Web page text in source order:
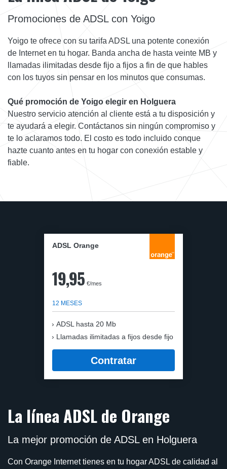
Promociones de ADSL con Yoigo
Yoigo te ofrece con su tarifa ADSL una potente conexión
de Internet en tu hogar. Banda ancha de hasta veinte MB y
llamadas ilimitadas desde fijo a fijos a fin de que hables
con los tuyos sin pensar en los minutos que consumas.
Qué promoción de Yoigo elegir en Holguera
Nuestro servicio atención al cliente está a tu disposición y
te ayudará a elegir. Contáctanos sin ningún compromiso y
te lo aclaramos todo. El costo es todo incluido conque
hazte cuanto antes en tu hogar con conexión estable y
fiable.
ADSL Orange
19,95 €/mes
12 MESES
ADSL hasta 20 Mb
Llamadas ilimitadas a fijos desde fijo
Contratar
La línea ADSL de Orange
La mejor promoción de ADSL en Holguera
Con Orange Internet tienes en tu hogar ADSL de calidad al